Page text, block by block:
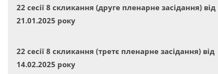
22 сесії 8 скликання (друге пленарне засідання) від
21.01.2025 року
22 сесії 8 скликання (третє пленарне засідання) від
14.02.2025 року